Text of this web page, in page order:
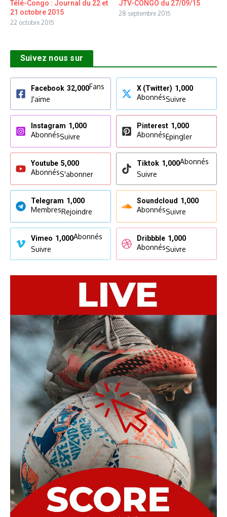
Télé-Congo : Journal du 22 et
21 octobre 2015
22 octobre 2015
JTV-CONGO du 27/09/15
28 septembre 2015
Suivez nous sur
Facebook 32,000Fans
J'aime
X (Twitter) 1,000
AbonnésSuivre
Instagram 1,000
AbonnésSuivre
Pinterest 1,000
AbonnésEpingler
Youtube 5,000
AbonnésS'abonner
Tiktok 1,000Abonnés
Suivre
Telegram 1,000
MembresRejoindre
Soundcloud 1,000
AbonnésSuivre
Vimeo 1,000Abonnés
Suivre
Dribbble 1,000
AbonnésSuivre